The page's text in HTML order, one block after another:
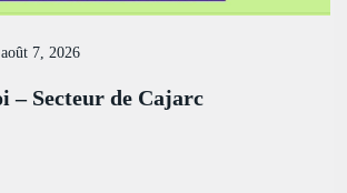
août 7, 2026
– Secteur de Cajarc